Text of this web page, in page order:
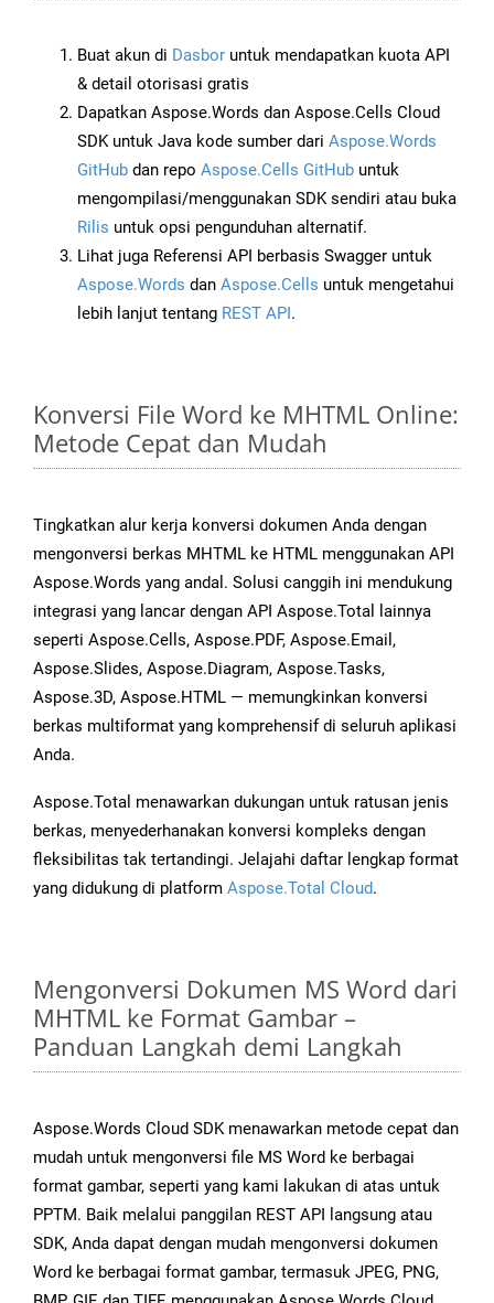
Buat akun di Dasbor untuk mendapatkan kuota API
& detail otorisasi gratis
Dapatkan Aspose.Words dan Aspose.Cells Cloud
SDK untuk Java kode sumber dari Aspose.Words
GitHub dan repo Aspose.Cells GitHub untuk
mengompilasi/menggunakan SDK sendiri atau buka
Rilis untuk opsi pengunduhan alternatif.
Lihat juga Referensi API berbasis Swagger untuk
Aspose.Words dan Aspose.Cells untuk mengetahui
lebih lanjut tentang REST API.
Konversi File Word ke MHTML Online:
Metode Cepat dan Mudah
Tingkatkan alur kerja konversi dokumen Anda dengan
mengonversi berkas MHTML ke HTML menggunakan API
Aspose.Words yang andal. Solusi canggih ini mendukung
integrasi yang lancar dengan API Aspose.Total lainnya
seperti Aspose.Cells, Aspose.PDF, Aspose.Email,
Aspose.Slides, Aspose.Diagram, Aspose.Tasks,
Aspose.3D, Aspose.HTML — memungkinkan konversi
berkas multiformat yang komprehensif di seluruh aplikasi
Anda.
Aspose.Total menawarkan dukungan untuk ratusan jenis
berkas, menyederhanakan konversi kompleks dengan
fleksibilitas tak tertandingi. Jelajahi daftar lengkap format
yang didukung di platform Aspose.Total Cloud.
Mengonversi Dokumen MS Word dari
MHTML ke Format Gambar –
Panduan Langkah demi Langkah
Aspose.Words Cloud SDK menawarkan metode cepat dan
mudah untuk mengonversi file MS Word ke berbagai
format gambar, seperti yang kami lakukan di atas untuk
PPTM. Baik melalui panggilan REST API langsung atau
SDK, Anda dapat dengan mudah mengonversi dokumen
Word ke berbagai format gambar, termasuk JPEG, PNG,